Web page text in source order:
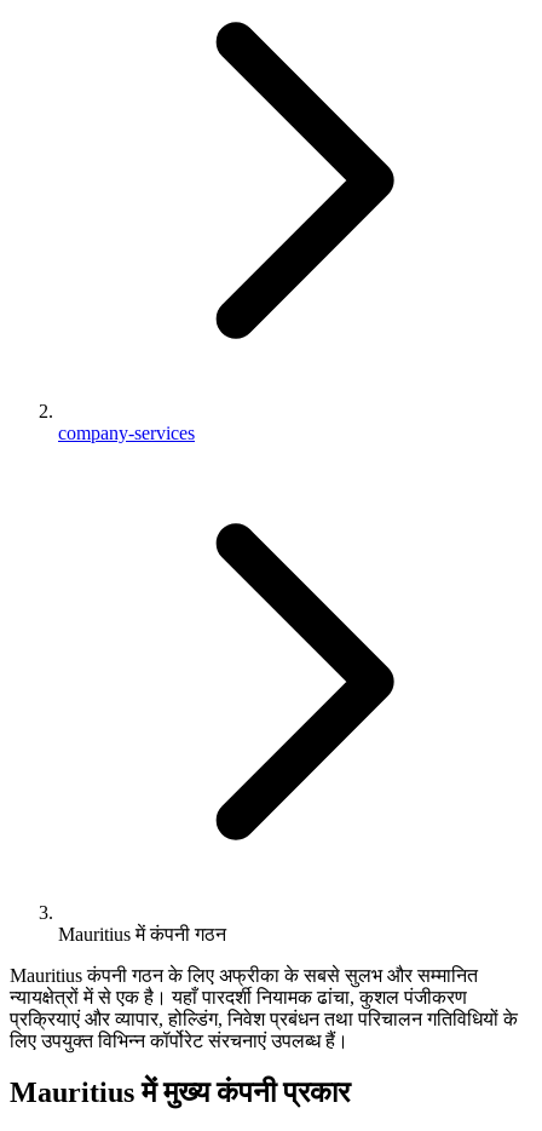
company-services
Mauritius में कंपनी गठन
Mauritius कंपनी गठन के लिए अफ्रीका के सबसे सुलभ और सम्मानित
न्यायक्षेत्रों में से एक है। यहाँ पारदर्शी नियामक ढांचा, कुशल पंजीकरण
प्रक्रियाएं और व्यापार, होल्डिंग, निवेश प्रबंधन तथा परिचालन गतिविधियों के
लिए उपयुक्त विभिन्न कॉर्पोरेट संरचनाएं उपलब्ध हैं।
Mauritius में मुख्य कंपनी प्रकार